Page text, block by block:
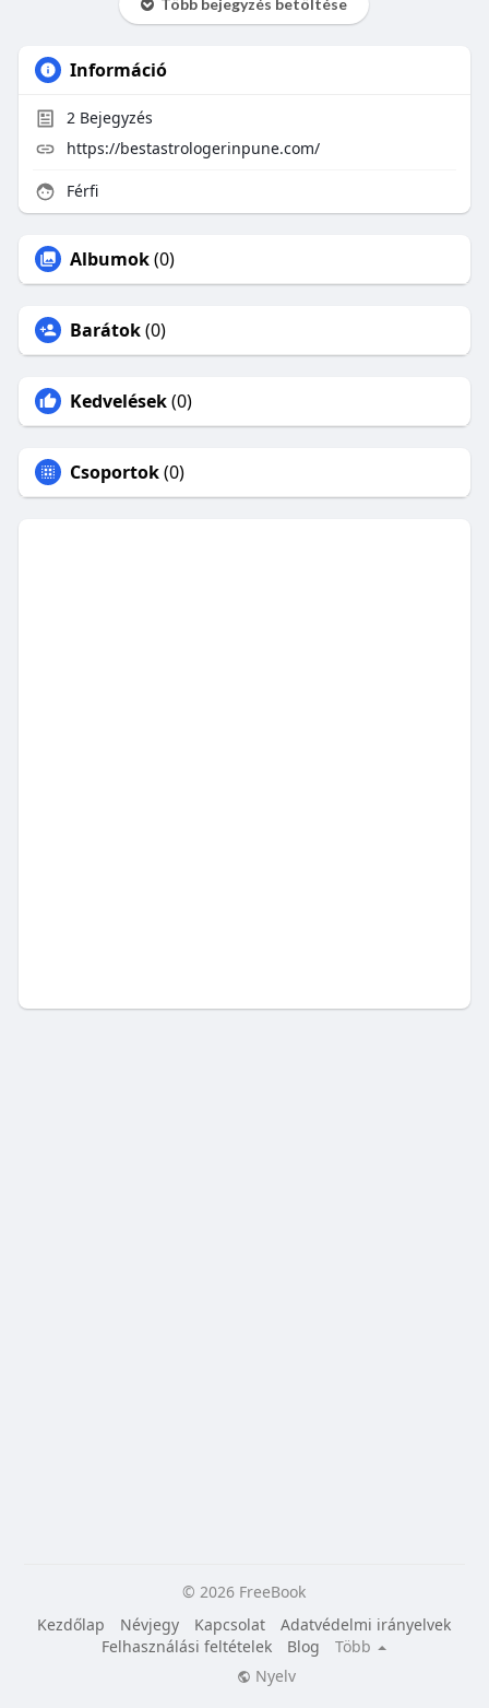
Több bejegyzés betöltése
Információ
2Bejegyzés
https://bestastrologerinpune.com/
Férfi
Albumok(0)
Barátok(0)
Kedvelések(0)
Csoportok(0)
© 2026 FreeBook
Kezdőlap
Névjegy Kapcsolat
Adatvédelmi irányelvek
Felhasználási feltételek
Blog
Több
Nyelv